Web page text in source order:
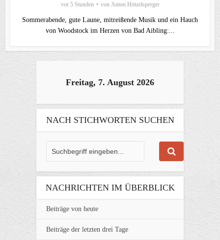
vor 5 Stunden von Anton Hötzelsperger
Sommerabende, gute Laune, mitreißende Musik und ein Hauch
von Woodstock im Herzen von Bad Aibling:...
Freitag, 7. August 2026
NACH STICHWORTEN SUCHEN
NACHRICHTEN IM ÜBERBLICK
Beiträge von heute
Beiträge der letzten drei Tage